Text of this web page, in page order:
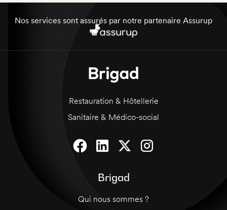
Vous serez amené à travailler en équipe et à
respecter les horaires et le règlement intérieur.
à accepter la mission !
Nos services sont assurés par notre partenaire Assurup
Restauration & Hôtellerie
Sanitaire & Médico-social
Brigad
Qui nous sommes ?